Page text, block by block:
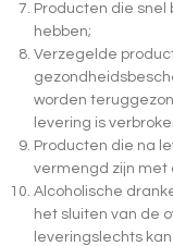
Producten die
hebben;
Verzegelde
worden
levering is
Producten die na
vermengd zijn met
Alcoholische
het sluiten van de
leveringslechts